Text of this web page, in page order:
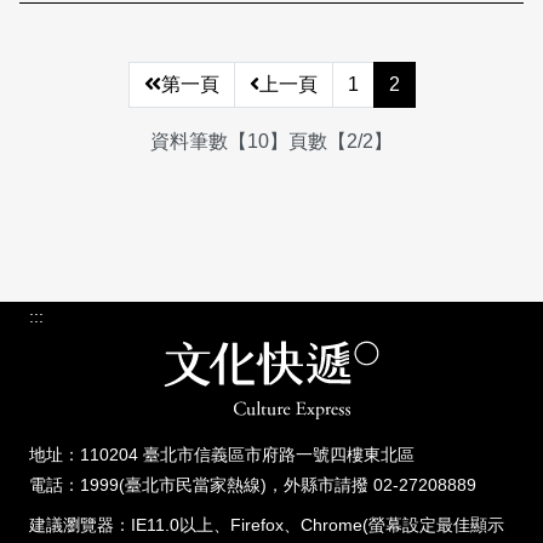
第一頁 上一頁 1 2
資料筆數【10】頁數【2/2】
:::
地址：110204 臺北市信義區市府路一號四樓東北區
電話：1999(臺北市民當家熱線)，外縣市請撥 02-27208889
建議瀏覽器：IE11.0以上、Firefox、Chrome(螢幕設定最佳顯示